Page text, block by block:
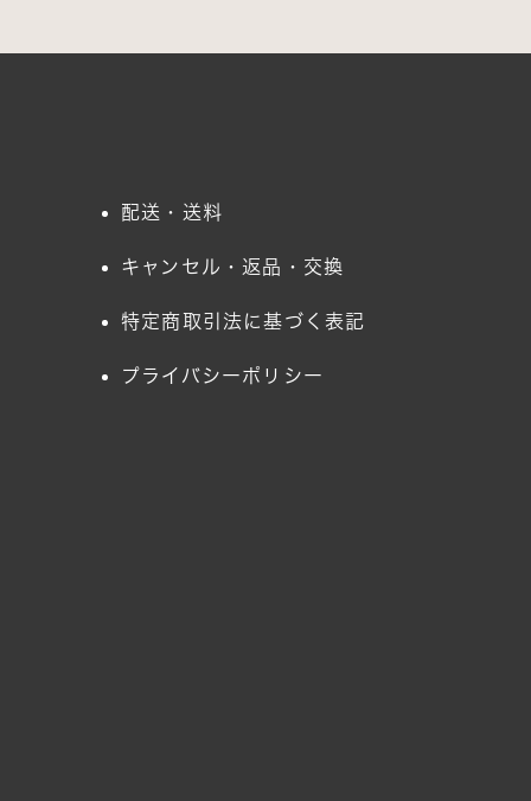
配送・送料
キャンセル・返品・交換
特定商取引法に基づく表記
プライバシーポリシー